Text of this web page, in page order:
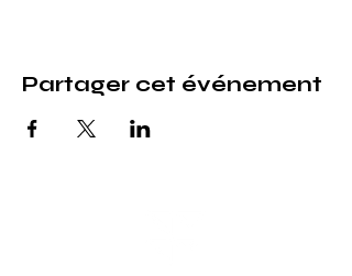
Partager cet événement